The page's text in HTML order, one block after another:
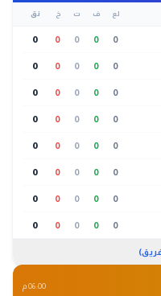
لع ف ت خ نق
0
0
0
0
0
0
0
0
0
0
0
0
0
0
0
0
0
0
0
0
0
0
0
0
0
0
0
0
0
0
0
0
0
0
0
0
0
0
0
0
06:00 م